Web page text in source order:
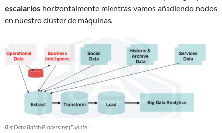
escalarlos horizontalmente mientras vamos añadiendo nodos
en nuestro clúster de máquinas.
Big Data Batch Processing (Fuente: